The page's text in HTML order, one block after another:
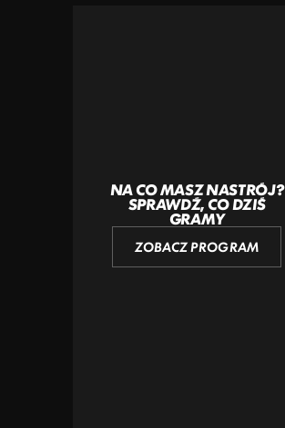
NA CO MASZ NASTRÓJ?
SPRAWDŹ, CO DZIŚ
GRAMY
ZOBACZ PROGRAM